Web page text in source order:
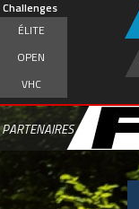
Challenges
ÉLITE
OPEN
VHC
PARTENAIRES